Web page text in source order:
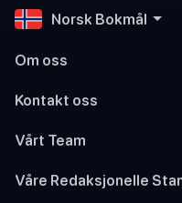
Norsk Bokmål
Om oss
Kontakt oss
Vårt Team
Våre Redaksjonelle